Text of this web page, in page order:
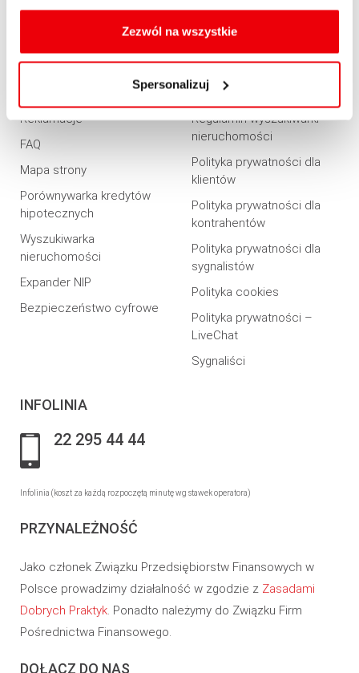
cookies, celu i sposobu korzystania z nich przez nas
oraz zmiany ustawień plików cookies a także ich
usuwania z przeglądarki internetowej, znajdują się
Zezwól na wszystkie
Spersonalizuj
Dostepność
Reklamacje
FAQ
Mapa strony
Porównywarka kredytów
hipotecznych
Wyszukiwarka
nieruchomości
Expander NIP
Bezpieczeństwo cyfrowe
REGULAMINY
Regulaminy
Regulamin serwisu
Regulamin wyszukiwarki
nieruchomości
Polityka prywatności dla
klientów
Polityka prywatności dla
kontrahentów
Polityka prywatności dla
sygnalistów
Polityka cookies
Polityka prywatności –
LiveChat
Sygnaliści
INFOLINIA
22 295 44 44
Infolinia (koszt za każdą rozpoczętą minutę wg stawek operatora)
PRZYNALEŻNOŚĆ
Jako członek Związku Przedsiębiorstw Finansowych w
Polsce prowadzimy działalność w zgodzie z Zasadami
Dobrych Praktyk. Ponadto należymy do Związku Firm
Pośrednictwa Finansowego.
DOŁĄCZ DO NAS